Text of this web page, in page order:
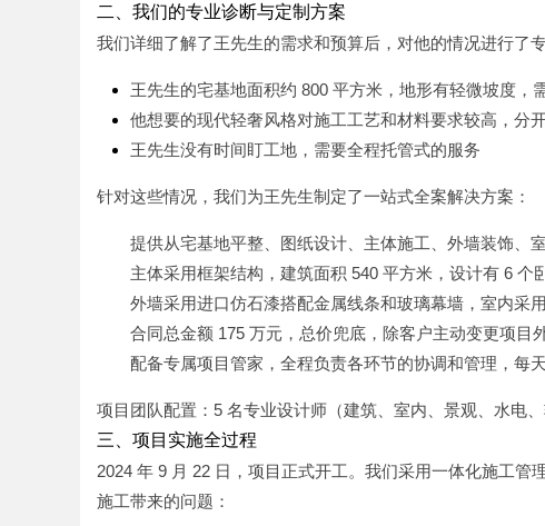
二、我们的专业诊断与定制方案
我们详细了解了王先生的需求和预算后，对他的情况进行了
王先生的宅基地面积约 800 平方米，地形有轻微坡度，
他想要的现代轻奢风格对施工工艺和材料要求较高，分
王先生没有时间盯工地，需要全程托管式的服务
针对这些情况，我们为王先生制定了一站式全案解决方案：
提供从宅基地平整、图纸设计、主体施工、外墙装饰、
主体采用框架结构，建筑面积 540 平方米，设计有 6 个
外墙采用进口仿石漆搭配金属线条和玻璃幕墙，室内采
合同总金额 175 万元，总价兜底，除客户主动变更项目
配备专属项目管家，全程负责各环节的协调和管理，每
项目团队配置：5 名专业设计师（建筑、室内、景观、水电
三、项目实施全过程
2024 年 9 月 22 日，项目正式开工。我们采用一体化施工
施工带来的问题：